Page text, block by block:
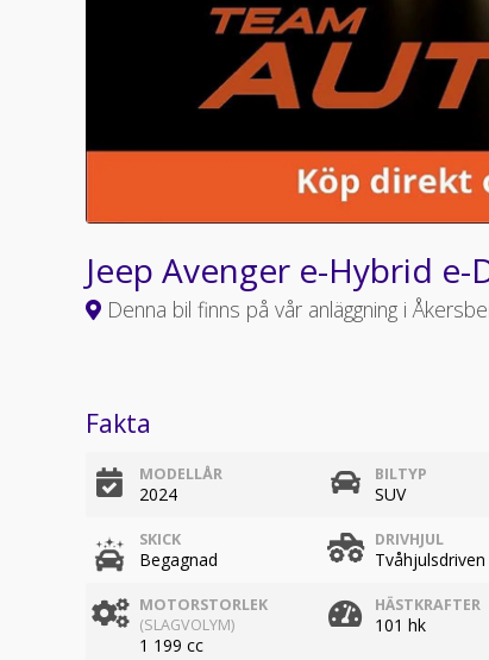
Jeep Avenger e-Hybrid e-
Denna bil finns på vår anläggning i
Fakta
MODELLÅR
2024
BILTYP
SUV
SKICK
Begagnad
DRIVHJUL
Tvåhjulsdriven
MOTORSTORLEK
(SLAGVOLYM)
1 199 cc
HÄSTKRAFTER
101 hk